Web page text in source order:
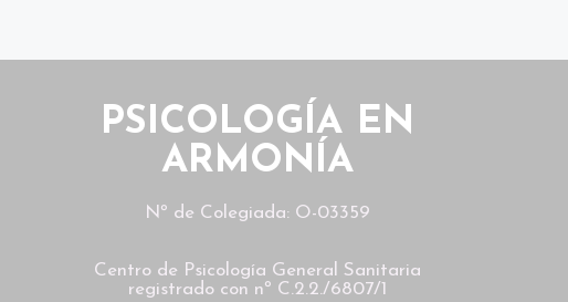
PSICOLOGÍA EN
ARMONÍA
Nº de Colegiada: O-03359
Centro de Psicología General Sanitaria
registrado con nº C.2.2./6807/1